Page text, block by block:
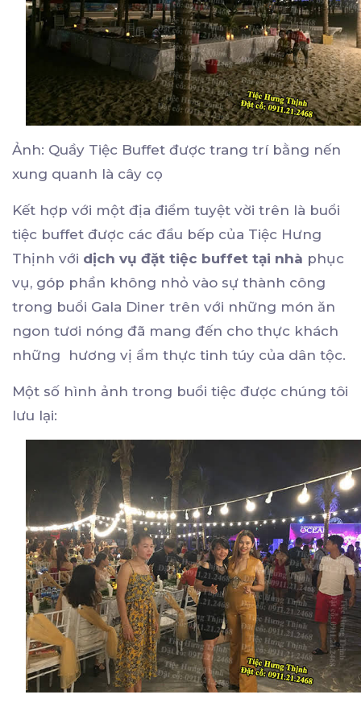
Ảnh: Quầy Tiệc Buffet được trang trí bằng nến
xung quanh là cây cọ
Kết hợp với một địa điểm tuyệt vời trên là buổi
tiệc buffet được các đầu bếp của Tiệc Hưng
Thịnh với dịch vụ đặt tiệc buffet tại nhà phục
vụ, góp phần không nhỏ vào sự thành công
trong buổi Gala Diner trên với những món ăn
ngon tươi nóng đã mang đến cho thực khách
những hương vị ẩm thực tinh túy của dân tộc.
Một số hình ảnh trong buổi tiệc được chúng tôi
lưu lại: